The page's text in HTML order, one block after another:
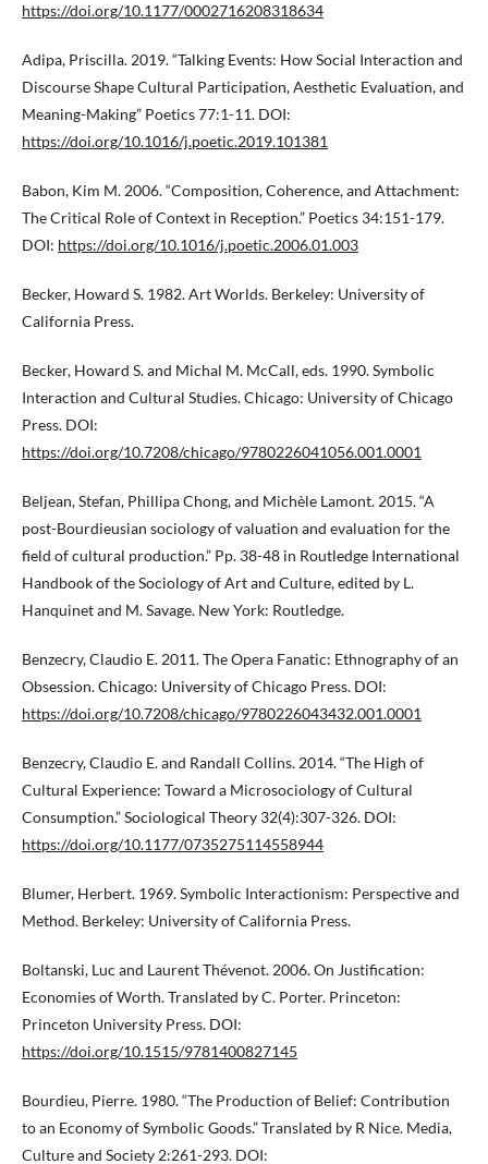
https://doi.org/10.1177/0002716208318634
Adipa, Priscilla. 2019. “Talking Events: How Social Interaction and
Discourse Shape Cultural Participation, Aesthetic Evaluation, and
Meaning-Making” Poetics 77:1-11. DOI:
https://doi.org/10.1016/j.poetic.2019.101381
Babon, Kim M. 2006. “Composition, Coherence, and Attachment:
The Critical Role of Context in Reception.” Poetics 34:151-179.
DOI: https://doi.org/10.1016/j.poetic.2006.01.003
Becker, Howard S. 1982. Art Worlds. Berkeley: University of
California Press.
Becker, Howard S. and Michal M. McCall, eds. 1990. Symbolic
Interaction and Cultural Studies. Chicago: University of Chicago
Press. DOI:
https://doi.org/10.7208/chicago/9780226041056.001.0001
Beljean, Stefan, Phillipa Chong, and Michèle Lamont. 2015. “A
post-Bourdieusian sociology of valuation and evaluation for the
field of cultural production.” Pp. 38-48 in Routledge International
Handbook of the Sociology of Art and Culture, edited by L.
Hanquinet and M. Savage. New York: Routledge.
Benzecry, Claudio E. 2011. The Opera Fanatic: Ethnography of an
Obsession. Chicago: University of Chicago Press. DOI:
https://doi.org/10.7208/chicago/9780226043432.001.0001
Benzecry, Claudio E. and Randall Collins. 2014. “The High of
Cultural Experience: Toward a Microsociology of Cultural
Consumption.” Sociological Theory 32(4):307-326. DOI:
https://doi.org/10.1177/0735275114558944
Blumer, Herbert. 1969. Symbolic Interactionism: Perspective and
Method. Berkeley: University of California Press.
Boltanski, Luc and Laurent Thévenot. 2006. On Justification:
Economies of Worth. Translated by C. Porter. Princeton:
Princeton University Press. DOI:
https://doi.org/10.1515/9781400827145
Bourdieu, Pierre. 1980. “The Production of Belief: Contribution
to an Economy of Symbolic Goods.” Translated by R Nice. Media,
Culture and Society 2:261-293. DOI: